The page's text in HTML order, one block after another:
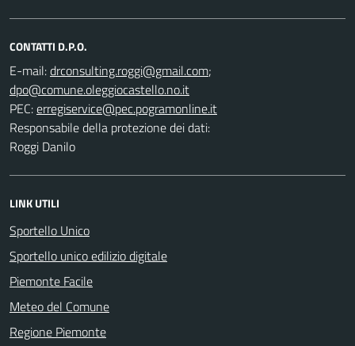
CONTATTI D.P.O.
E-mail:
;
PEC:
Responsabile della protezione dei dati:
Roggi Danilo
LINK UTILI
Sportello Unico
Sportello unico edilizio digitale
Piemonte Facile
Meteo del Comune
Regione Piemonte